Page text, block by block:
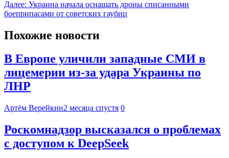
Далее: Украина начала оснащать дроны списанными
боеприпасами от советских гаубиц
Похожие новости
В Европе уличили западные СМИ в
лицемерии из-за удара Украины по
ЛНР
Артём Верейкин2 месяца спустя 0
Роскомнадзор высказался о проблемах
с доступом к DeepSeek